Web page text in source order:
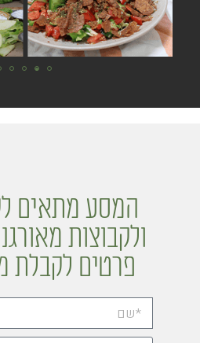
המסע מתאים
ולקבוצות
פרטים לקבלת